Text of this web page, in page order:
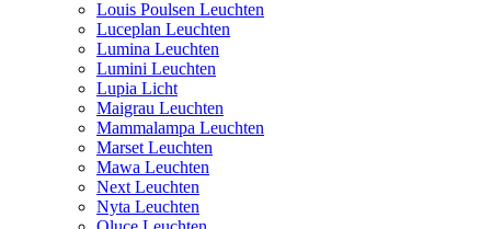
Louis Poulsen Leuchten
Luceplan Leuchten
Lumina Leuchten
Lumini Leuchten
Lupia Licht
Maigrau Leuchten
Mammalampa Leuchten
Marset Leuchten
Mawa Leuchten
Next Leuchten
Nyta Leuchten